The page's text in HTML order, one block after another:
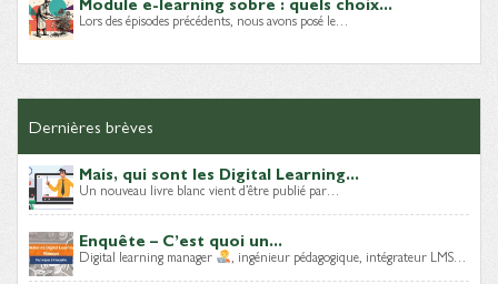
Lors des épisodes précédents, nous avons posé le…
Dernières brèves
Mais, qui sont les Digital Learning...
Un nouveau livre blanc vient d’être publié par…
Enquête – C’est quoi un...
Digital learning manager , ingénieur pédagogique, intégrateur LMS…